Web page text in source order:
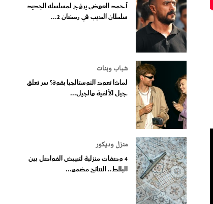
أحمد العوضى يروّج لمسلسله الجديد
سلطان الديب في رمضان 2...
شباب وبنات
لماذا تعود النوستالجيا بقوة؟ سر تعلق
جيل الألفية والجيل...
منزل وديكور
4 وصفات منزلية لتبييض الفواصل بين
البلاط.. النتائج مضمو...